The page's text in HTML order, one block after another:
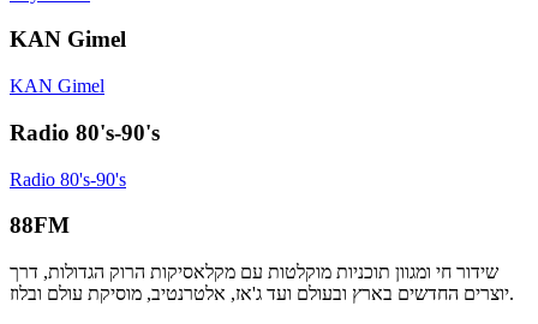
KAN Gimel
KAN Gimel
Radio 80's-90's
Radio 80's-90's
88FM
שידור חי ומגוון תוכניות מוקלטות עם מקלאסיקות הרוק הגדולות, דרך
יוצרים החדשים בארץ ובעולם ועד ג'אז, אלטרנטיב, מוסיקת עולם ובלוז.